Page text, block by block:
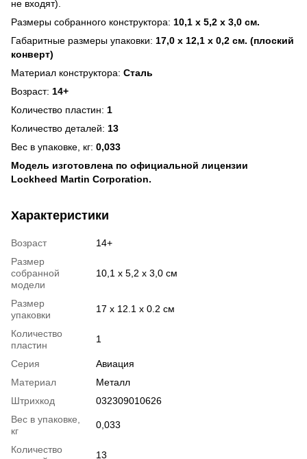
не входят).
Размеры собранного конструктора: 10,1 x 5,2 x 3,0 см.
Габаритные размеры упаковки: 17,0 х 12,1 х 0,2 см. (плоский
конверт)
Материал конструктора: Сталь
Возраст: 14+
Количество пластин: 1
Количество деталей: 13
Вес в упаковке, кг: 0,033
Модель изготовлена по официальной лицензии
Lockheed Martin Corporation.
Характеристики
Возраст
14+
Размер
собранной
модели
10,1 x 5,2 x 3,0 см
Размер
упаковки
17 х 12.1 х 0.2 см
Количество
пластин
1
Серия
Авиация
Материал
Металл
Штрихкод
032309010626
Вес в упаковке,
кг
0,033
Количество
13